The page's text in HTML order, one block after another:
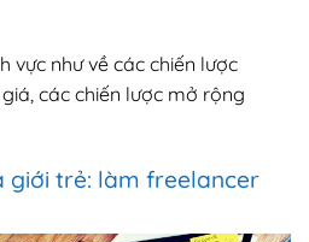
vực như về các chiến lược
các chiến lược mở rộng
giới trẻ: làm freelancer